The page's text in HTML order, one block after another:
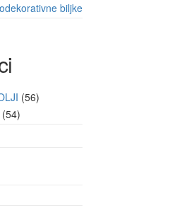
biljke
56
54